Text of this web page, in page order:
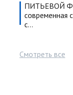
ПИТЬЕВОЙ
современная
с…
Смотреть все